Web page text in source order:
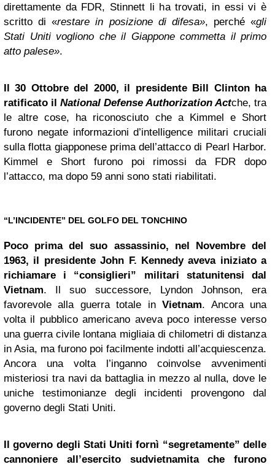
direttamente da FDR, Stinnett li ha trovati, in essi vi è
scritto di «restare in posizione di difesa», perché «gli
Stati Uniti vogliono che il Giappone commetta il primo
atto palese».
Il 30 Ottobre del 2000, il presidente Bill Clinton ha
ratificato il National Defense Authorization Actche, tra
le altre cose, ha riconosciuto che a Kimmel e Short
furono negate informazioni d’intelligence militari cruciali
sulla flotta giapponese prima dell’attacco di Pearl Harbor.
Kimmel e Short furono poi rimossi da FDR dopo
l’attacco, ma dopo 59 anni sono stati riabilitati.
“L’INCIDENTE” DEL GOLFO DEL TONCHINO
Poco prima del suo assassinio, nel Novembre del
1963, il presidente John F. Kennedy aveva iniziato a
richiamare i “consiglieri” militari statunitensi dal
Vietnam. Il suo successore, Lyndon Johnson, era
favorevole alla guerra totale inVietnam. Ancora una
volta il pubblico americano aveva poco interesse verso
una guerra civile lontana migliaia di chilometri di distanza
in Asia, ma furono poi facilmente indotti all’acquiescenza.
Ancora una volta l’inganno coinvolse avvenimenti
misteriosi tra navi da battaglia in mezzo al nulla, dove le
uniche testimonianze degli incidenti provengono dal
governo degli Stati Uniti.
Il governo degli Stati Uniti fornì “segretamente” delle
cannoniere all’esercito sudvietnamita che furono